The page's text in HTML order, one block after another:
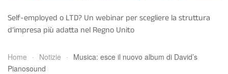
Self-employed o LTD? Un webinar per scegliere la struttura
d’impresa più adatta nel Regno Unito
Home Notizie
Musica: esce il nuovo album di David’s
Pianosound